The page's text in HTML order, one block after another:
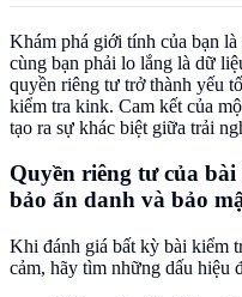
Khám phá giới tính của bạn
cùng bạn phải lo lắng là dữ
quyền riêng tư trở thành yếu
kiểm tra kink. Cam kết của
tạo ra sự khác biệt giữa trải
Quyền riêng tư của
bảo ẩn danh và bảo
Khi đánh giá bất kỳ bài kiểm
cảm, hãy tìm những dấu hiệu